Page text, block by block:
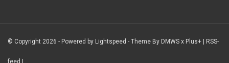
© Copyright 2026 - Powered by Lightspeed - Theme By DMWS x Plus+ | RSS-
feed |